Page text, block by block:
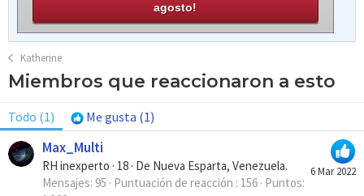
agosto!
Katherine
Miembros que reaccionaron a esto
Todo (1) Me gusta (1)
6 Mar 2022
Max_Multi
RH inexperto · 18 · De Nueva Esparta, Venezuela.
Mensajes 95 Puntuación de reacción 156 Puntos